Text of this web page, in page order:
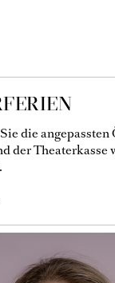
springen
springen
die
der Theaterkasse
&